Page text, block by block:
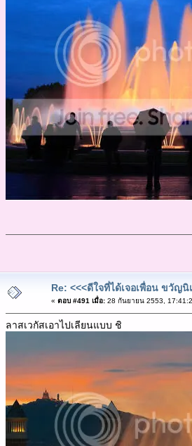
Re: <<<ดีใจที่ได้เจอเพื่อน ขวัญนิ
« ตอบ #491 เมื่อ:28 กันยายน 2553,
ลาสเวกัสเอาไปเลียนแบบ ชิ